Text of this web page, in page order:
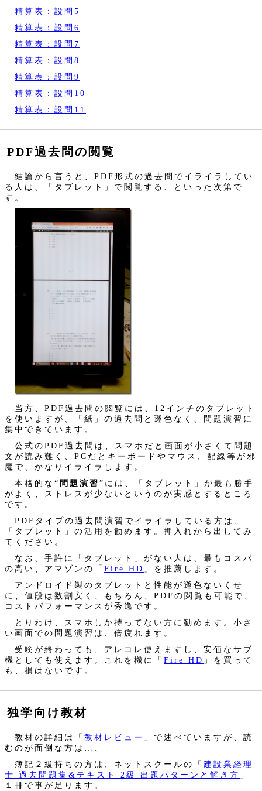
精算表：設問5
精算表：設問6
精算表：設問7
精算表：設問8
精算表：設問9
精算表：設問10
精算表：設問11
PDF過去問の閲覧
結論から言うと、PDF形式の過去問でイライラしてい
る人は、「タブレット」で閲覧する、といった次第で
す。
当方、PDF過去問の閲覧には、12インチのタブレット
を使いますが、「紙」の過去問と遜色なく、問題演習に
集中できています。
公式のPDF過去問は、スマホだと画面が小さくて問題
文が読み難く、PCだとキーボードやマウス、配線等が邪
魔で、かなりイライラします。
本格的な“ 問題演習”には、「タブレット」が最も勝手
がよく、ストレスが少ないというのが実感とするところ
です。
PDFタイプの過去問演習でイライラしている方は、
「タブレット」の活用を勧めます。押入れから出してみ
てください。
なお、手許に「タブレット」がない人は、最もコスパ
の高い、アマゾンの「 Fire HD 」を推薦します。
アンドロイド製のタブレットと性能が遜色ないくせ
に、値段は数割安く、もちろん、PDFの閲覧も可能で、
コストパフォーマンスが秀逸です。
とりわけ、スマホしか持ってない方に勧めます。小さ
い画面での問題演習は、倍疲れます。
受験が終わっても、アレコレ使えますし、安価なサブ
機としても使えます。これを機に「 Fire HD 」を買って
も、損はないです。
独学向け教材
教材の詳細は「 教材レビュー 」で述べていますが、読
むのが面倒な方は…、
簿記２級持ちの方は、ネットスクールの「 建設業経理
士 過去問題集&テキスト 2級 出題パターンと解き方 」
１冊で事が足ります。